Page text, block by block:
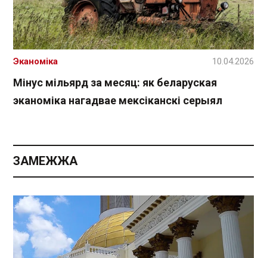
Мінус мільярд за месяц: як беларуская
эканоміка нагадвае мексіканскі серыял
Эканоміка 10.04.2026
ЗАМЕЖЖА